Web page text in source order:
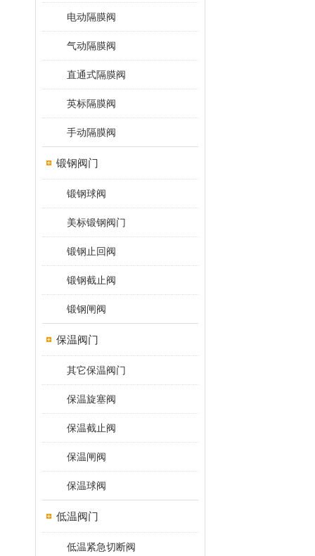
电动隔膜阀
气动隔膜阀
直通式隔膜阀
英标隔膜阀
手动隔膜阀
锻钢阀门
锻钢球阀
美标锻钢阀门
锻钢止回阀
锻钢截止阀
锻钢闸阀
保温阀门
其它保温阀门
保温旋塞阀
保温截止阀
保温闸阀
保温球阀
低温阀门
低温紧急切断阀